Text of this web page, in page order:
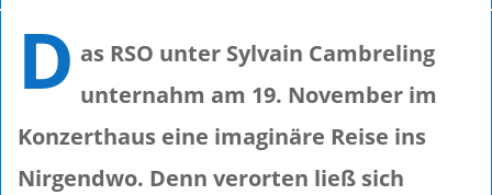
D as RSO unter Sylvain Cambreling
unternahm am 19. November im
Konzerthaus eine imaginäre Reise ins
Nirgendwo. Denn verorten ließ sich